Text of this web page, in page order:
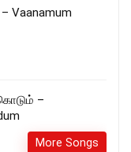
Vaanamum
–
More Songs